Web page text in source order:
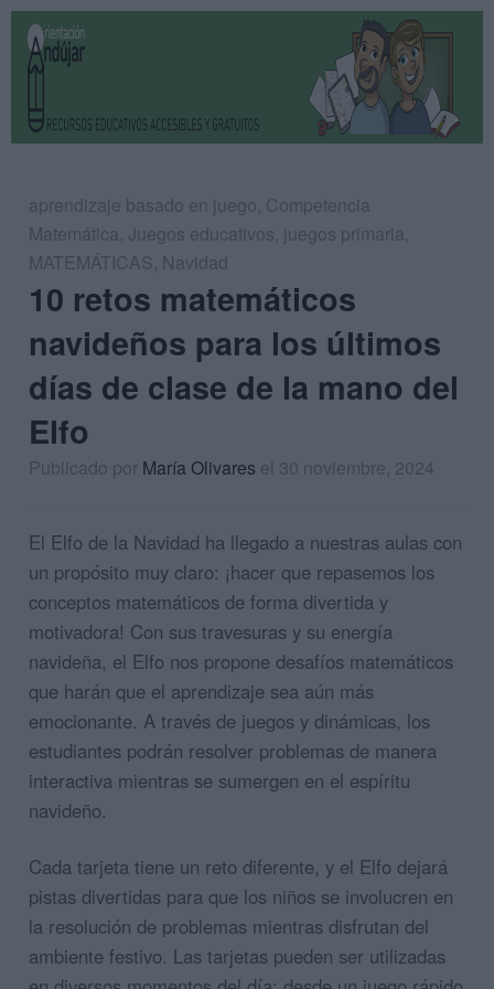
aprendizaje basado en juego, Competencia
Matemática, Juegos educativos, juegos primaria,
MATEMÁTICAS, Navidad
10 retos matemáticos
navideños para los últimos
días de clase de la mano del
Elfo
Publicado por María Olivares el 30 noviembre, 2024
El Elfo de la Navidad ha llegado a nuestras aulas con
un propósito muy claro: ¡hacer que repasemos los
conceptos matemáticos de forma divertida y
motivadora! Con sus travesuras y su energía
navideña, el Elfo nos propone desafíos matemáticos
que harán que el aprendizaje sea aún más
emocionante. A través de juegos y dinámicas, los
estudiantes podrán resolver problemas de manera
interactiva mientras se sumergen en el espíritu
navideño.
Cada tarjeta tiene un reto diferente, y el Elfo dejará
pistas divertidas para que los niños se involucren en
la resolución de problemas mientras disfrutan del
ambiente festivo. Las tarjetas pueden ser utilizadas